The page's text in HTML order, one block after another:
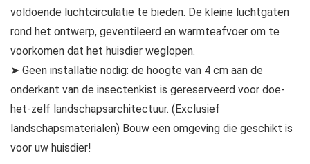
voldoende luchtcirculatie te bieden. De kleine luchtgaten
rond het ontwerp, geventileerd en warmteafvoer om te
voorkomen dat het huisdier weglopen.
➤ Geen installatie nodig: de hoogte van 4 cm aan de
onderkant van de insectenkist is gereserveerd voor doe-
het-zelf landschapsarchitectuur. (Exclusief
landschapsmaterialen) Bouw een omgeving die geschikt is
voor uw huisdier!